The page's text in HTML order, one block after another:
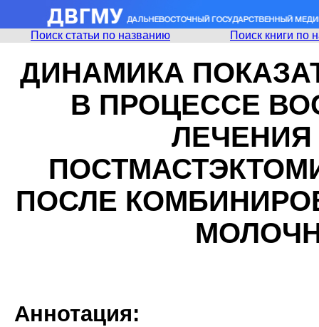
Поиск статьи по названию Поиск книги по
ДИНАМИКА
В ПРОЦЕССЕ
ЛЕЧЕНИЯ
ПОСЛЕ
Аннотация: